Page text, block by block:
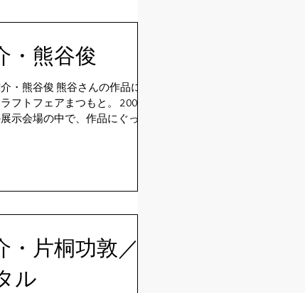
・熊谷俊
・熊谷俊 熊谷さんの作品に出
トフェアまつもと。 200名
示会場の中で、作品にぐっと
・片桐功敦／
ル